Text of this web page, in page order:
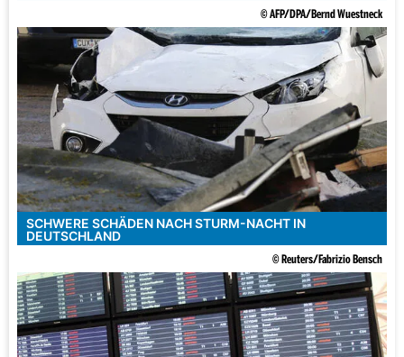
© AFP/DPA/Bernd Wuestneck
SCHWERE SCHÄDEN NACH STURM-NACHT IN
DEUTSCHLAND
© Reuters/Fabrizio Bensch